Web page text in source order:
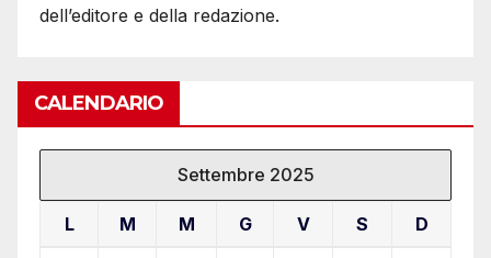
dell’editore e della redazione.
CALENDARIO
Settembre 2025
L M M G V S D